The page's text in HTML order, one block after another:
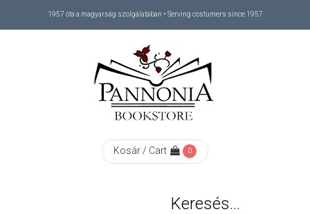
1957 óta a magyarság szolgálatában • Serving costumers since 1957
Kosár / Cart 0
Keresés…